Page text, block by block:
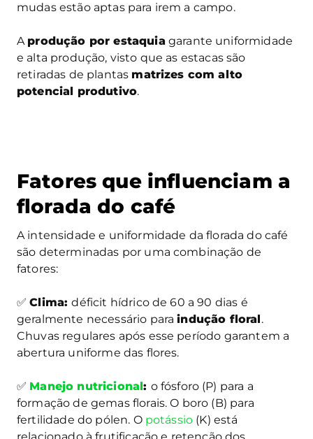
mudas estão aptas para irem a campo.
A produção por estaquiagarante uniformidade
e alta produção, visto que as estacas são
retiradas de plantas matrizes com alto
potencial produtivo.
Fatores que influenciam a
florada do café
A intensidade e uniformidade da florada do café
são determinadas por uma combinação de
fatores:
✅Clima:déficit hídrico de 60 a 90 dias é
geralmente necessário paraindução floral.
Chuvas regulares após esse período garantem a
abertura uniforme das flores.
✅ Manejo nutricional: o fósforo (P) para a
formação de gemas florais. O boro (B) para
fertilidade do pólen. O potássio (K) está